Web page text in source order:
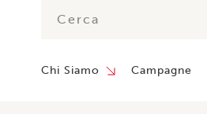
Chi Siamo Campagne